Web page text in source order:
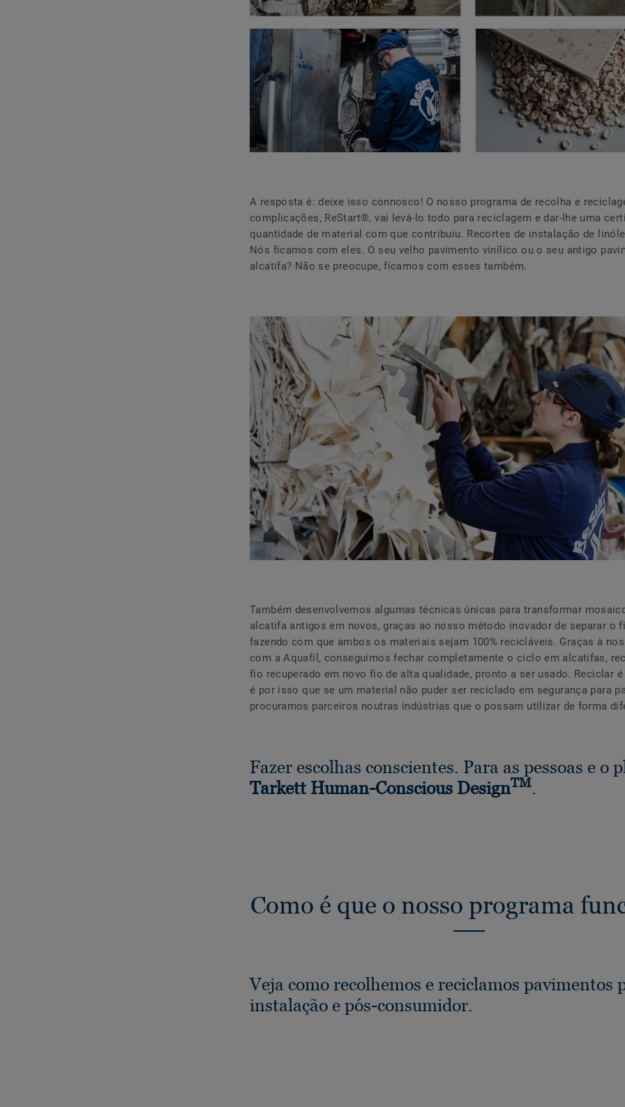
A resposta é: deixe isso connosco! O nosso programa de recolha e
complicações, ReStart®, vai levá-lo todo para reciclagem e dar-lhe uma
quantidade de material com que contribuiu. Recortes de instalação de
Nós ficamos com eles. O seu velho pavimento vinílico ou o seu antigo
alcatifa? Não se preocupe, ficamos com esses também.
Também desenvolvemos algumas técnicas únicas para transformar
alcatifa antigos em novos, graças ao nosso método inovador de separar o
fazendo com que ambos os materiais sejam 100% recicláveis. Graças à
com a Aquafil, conseguimos fechar completamente o ciclo em alcatifas,
fio recuperado em novo fio de alta qualidade, pronto a ser usado. Reciclar é
é por isso que se um material não puder ser reciclado em segurança para
procuramos parceiros noutras indústrias que o possam utilizar de forma
Fazer escolhas conscientes. Para as pessoas e o
Tarkett Human-Conscious DesignTM.
Como é que o nosso programa
Veja como recolhemos e reciclamos pavimentos
instalação e pós-consumidor.